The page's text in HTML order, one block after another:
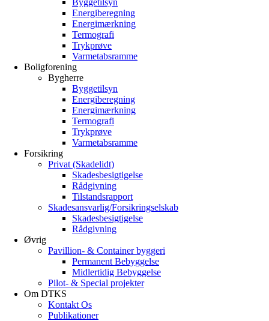
Byggetilsyn
Energiberegning
Energimærkning
Termografi
Trykprøve
Varmetabsramme
Boligforening
Bygherre
Byggetilsyn
Energiberegning
Energimærkning
Termografi
Trykprøve
Varmetabsramme
Forsikring
Privat (Skadelidt)
Skadesbesigtigelse
Rådgivning
Tilstandsrapport
Skadesansvarlig/Forsikringselskab
Skadesbesigtigelse
Rådgivning
Øvrig
Pavillion- & Container byggeri
Permanent Bebyggelse
Midlertidig Bebyggelse
Pilot- & Special projekter
Om DTKS
Kontakt Os
Publikationer